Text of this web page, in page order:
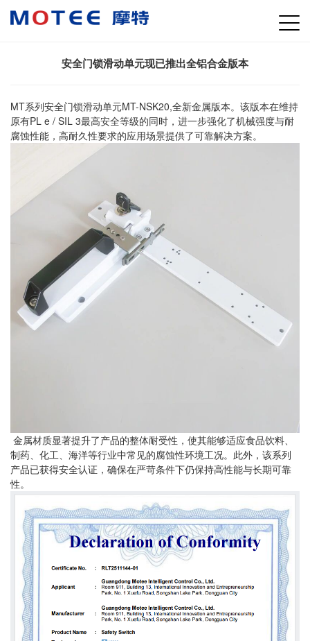
安全门锁滑动单元现已推出全铝合金版本
MT系列安全门锁滑动单元MT-NSK20,全新金属版本。该版本在维持
原有PL e / SIL 3最高安全等级的同时，进一步强化了机械强度与耐
腐蚀性能，高耐久性要求的应用场景提供了可靠解决方案。
金属材质显著提升了产品的整体耐受性，使其能够适应食品饮料、
制药、化工、海洋等行业中常见的腐蚀性环境工况。此外，该系列
产品已获得安全认证，确保在严苛条件下仍保持高性能与长期可靠
性。